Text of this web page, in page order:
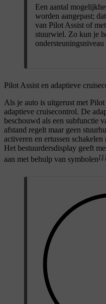
Een aantal
worden aangepast;
van Pilot Assist of
stuurwiel. Zo kun je
ondersteuningsniveau
Pilot Assist en adaptieve
Als je auto is uitgerust met
adaptieve cruisecontrol. De
beschouwd als een subfunctie
afstand regelt maar geen
activeren en ertussen
Het bestuurdersdisplay geeft
aan met behulp van symbolen